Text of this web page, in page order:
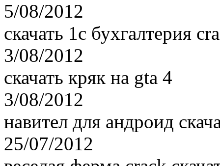
5/08/2012
скачать 1с бухгалтерия
3/08/2012
скачать кряк на gta 4
3/08/2012
навител для андроид
25/07/2012